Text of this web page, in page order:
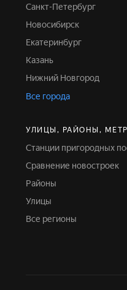
Санкт-Петербург
Новосибирск
Екатеринбург
Казань
Нижний Новгород
Все города
УЛИЦЫ, РАЙОНЫ,
Станции пригородных
Сравнение новостроек
Районы
Улицы
Все регионы